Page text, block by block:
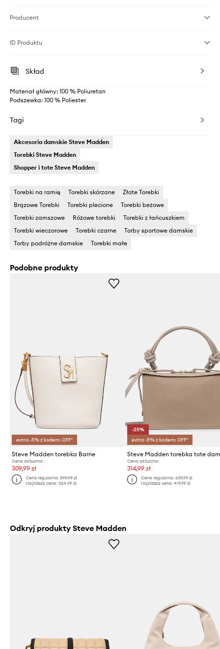
Producent
ID Produktu
Skład
Materiał główny: 100 % Poliuretan
Podszewka: 100 % Poliester
Tagi
Akcesoria damskie Steve Madden
Torebki Steve Madden
Shopper i tote Steve Madden
Torebki na ramię Torebki skórzane
Złote Torebki
Brązowe Torebki
Torebki plecione
Torebki beżowe
Torebki zamszowe
Różowe torebki
Torebki z łańcuszkiem
Torebki wieczorowe
Torebki czarne
Torby sportowe damskie
Torby podróżne damskie
Torebki małe
Podobne produkty
extra -5% z kodem: OFF*
Steve Madden torebka Barrie
Cena aktualna:
309,99 zł
Cena regularna:599,99 zł
Najniższa cena:324,99 zł
-25%
extra -5% z kodem: OFF*
Cena aktualna:
314,99 zł
Cena regularna: 639,99 zł
Najniższa cena: 419,99 zł
Odkryj produkty Steve Madden